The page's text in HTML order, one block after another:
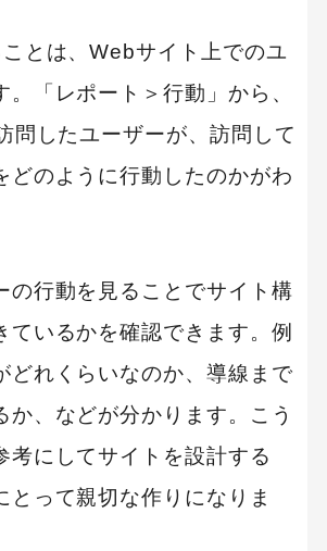
とは、Webサイト上でのユ
。「レポート＞行動」から、
問したユーザーが、訪問して
どのように行動したのかがわ
の行動を見ることでサイト構
ているかを確認できます。例
どれくらいなのか、導線まで
か、などが分かります。こう
考にしてサイトを設計する
とって親切な作りになりま